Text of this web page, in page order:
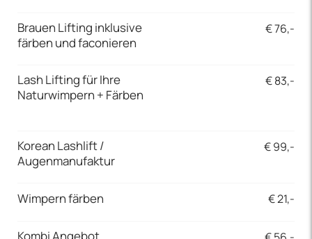
Brauen Lifting inklusive
färben und faconieren
€ 76,-
Lash Lifting für Ihre
Naturwimpern + Färben
€ 83,-
Korean Lashlift /
Augenmanufaktur
€ 99,-
Wimpern färben € 21,-